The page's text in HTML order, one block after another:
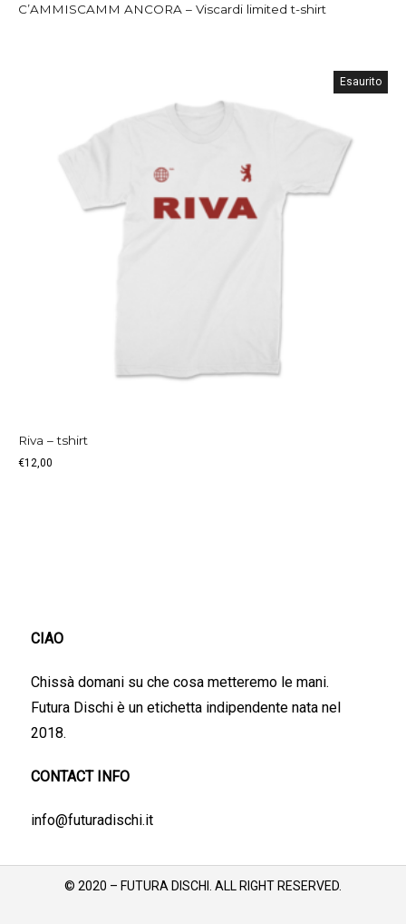
C’AMMISCAMM ANCORA – Viscardi limited t-shirt
Esaurito
Riva – tshirt
€12,00
CIAO
Chissà domani su che cosa metteremo le mani.
Futura Dischi è un etichetta indipendente nata nel
2018.
CONTACT INFO
info@futuradischi.it
© 2020 – FUTURA DISCHI. ALL RIGHT RESERVED.